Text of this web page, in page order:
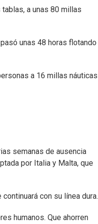
a unas 80 millas
unas 48 horas flotando
a 16 millas náuticas
semanas de ausencia
por Italia y Malta, que
con su línea dura.
humanos. Que ahorren